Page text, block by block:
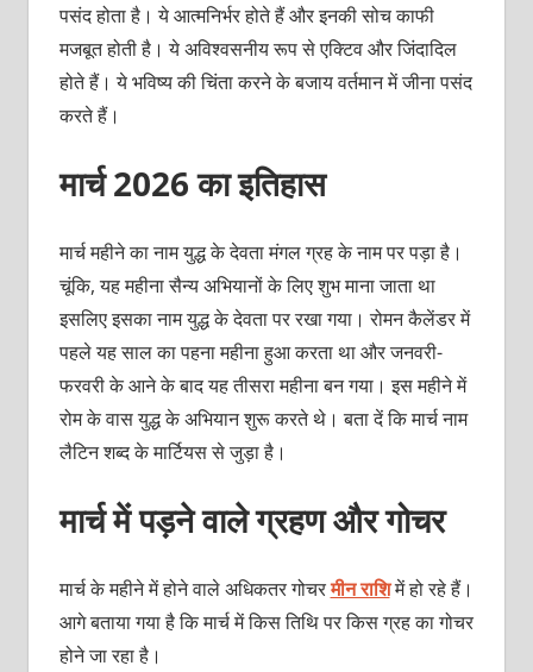
पसंद होता है। ये आत्‍मनिर्भर होते हैं और इनकी सोच काफी
मजबूत होती है। ये अविश्‍वसनीय रूप से एक्टिव और जिंदादिल
होते हैं। ये भविष्‍य की चिंता करने के बजाय वर्तमान में जीना पसंद
करते हैं।
मार्च 2026 का इतिहास
मार्च महीने का नाम युद्ध के देवता मंगल ग्रह के नाम पर पड़ा है।
चूंकि, यह महीना सैन्‍य अभियानों के लिए शुभ माना जाता था
इसलिए इसका नाम युद्ध के देवता पर रखा गया। रोमन कैलेंडर में
पहले यह साल का पहना महीना हुआ करता था और जनवरी-
फरवरी के आने के बाद यह तीसरा महीना बन गया। इस महीने में
रोम के वास युद्ध के अभियान शुरू करते थे। बता दें कि मार्च नाम
लैटिन शब्‍द के मार्टियस से जुड़ा है।
मार्च में पड़ने वाले ग्रहण और गोचर
मार्च के महीने में होने वाले अधिकतर गोचरमीन राशिमें हो रहे हैं।
आगे बताया गया है कि मार्च में किस तिथि पर किस ग्रह का गोचर
होने जा रहा है।